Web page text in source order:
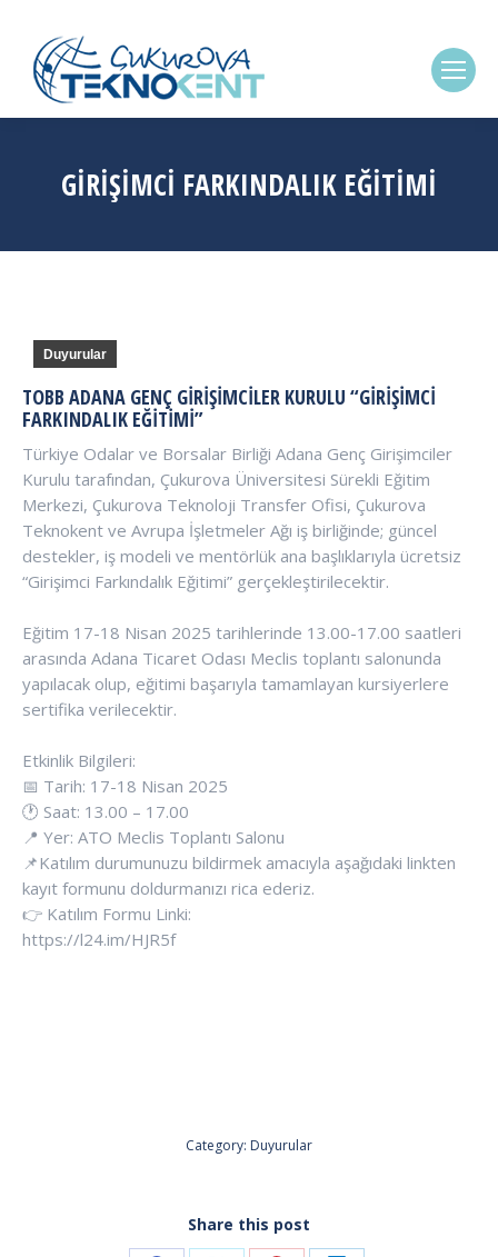
GIRIŞIMCI FARKINDALIK EĞITIMI
Duyurular
TOBB ADANA GENÇ GIRIŞIMCILER KURULU “GIRIŞIMCI
FARKINDALIK EĞITIMI”
Türkiye Odalar ve Borsalar Birliği Adana Genç Girişimciler
Kurulu tarafından, Çukurova Üniversitesi Sürekli Eğitim
Merkezi, Çukurova Teknoloji Transfer Ofisi, Çukurova
Teknokent ve Avrupa İşletmeler Ağı iş birliğinde; güncel
destekler, iş modeli ve mentörlük ana başlıklarıyla ücretsiz
“Girişimci Farkındalık Eğitimi” gerçekleştirilecektir.
Eğitim 17-18 Nisan 2025 tarihlerinde 13.00-17.00 saatleri
arasında Adana Ticaret Odası Meclis toplantı salonunda
yapılacak olup, eğitimi başarıyla tamamlayan kursiyerlere
sertifika verilecektir.
Etkinlik Bilgileri:
📅 Tarih: 17-18 Nisan 2025
🕐 Saat: 13.00 – 17.00
📍 Yer: ATO Meclis Toplantı Salonu
📌Katılım durumunuzu bildirmek amacıyla aşağıdaki linkten
kayıt formunu doldurmanızı rica ederiz.
👉 Katılım Formu Linki:
https://l24.im/HJR5f
Category: Duyurular
Share this post